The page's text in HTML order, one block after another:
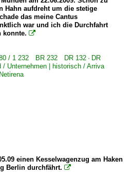
Hahn aufdreht um die stetige
das meine Cantus
war und ich die Durchfahrt
konnte. 
/ 1 232 BR 232 DR 132 · DR
/ Unternehmen | historisch / Arriva
einen Kesselwagenzug am Haken
Berlin durchfährt. 